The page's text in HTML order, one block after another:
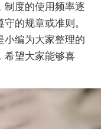
度的使用频率逐
的规章或准则。
小编为大家整理的
希望大家能够喜